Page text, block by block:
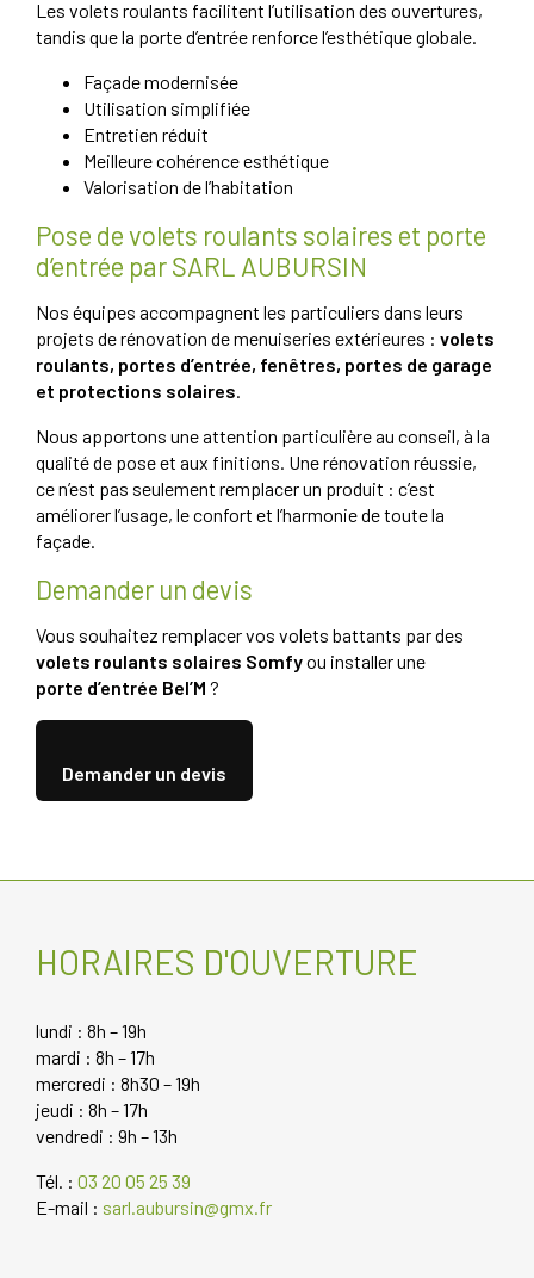
Les volets roulants facilitent l’utilisation des ouvertures,
tandis que la porte d’entrée renforce l’esthétique globale.
Façade modernisée
Utilisation simplifiée
Entretien réduit
Meilleure cohérence esthétique
Valorisation de l’habitation
Pose de volets roulants solaires et porte
d’entrée par SARL AUBURSIN
Nos équipes accompagnent les particuliers dans leurs
projets de rénovation de menuiseries extérieures : volets
roulants, portes d’entrée, fenêtres, portes de garage
et protections solaires.
Nous apportons une attention particulière au conseil, à la
qualité de pose et aux finitions. Une rénovation réussie,
ce n’est pas seulement remplacer un produit : c’est
améliorer l’usage, le confort et l’harmonie de toute la
façade.
Demander un devis
Vous souhaitez remplacer vos volets battants par des
volets roulants solaires Somfyou installer une
porte d’entrée Bel’M ?
Demander un devis
HORAIRES D'OUVERTURE
lundi : 8h – 19h
mardi : 8h – 17h
mercredi : 8h30 – 19h
jeudi : 8h – 17h
vendredi : 9h – 13h
Tél. : 03 20 05 25 39
E-mail : sarl.aubursin@gmx.fr